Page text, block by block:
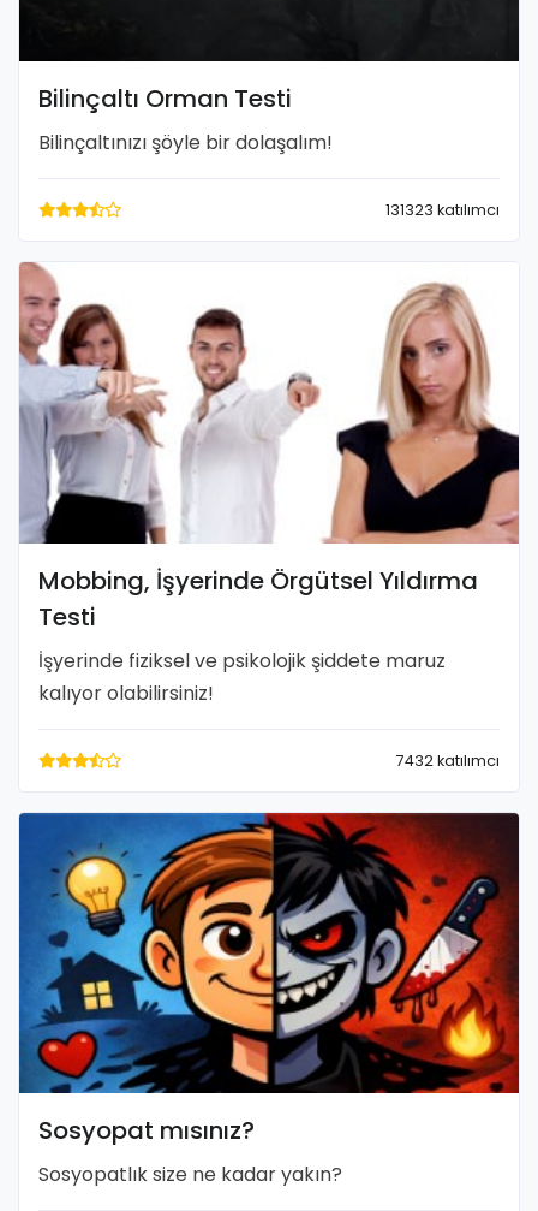
Bilinçaltı Orman Testi
Bilinçaltınızı şöyle bir dolaşalım!
131323 katılımcı
Mobbing, İşyerinde Örgütsel Yıldırma
Testi
İşyerinde fiziksel ve psikolojik şiddete maruz
kalıyor olabilirsiniz!
7432 katılımcı
Sosyopat mısınız?
Sosyopatlık size ne kadar yakın?